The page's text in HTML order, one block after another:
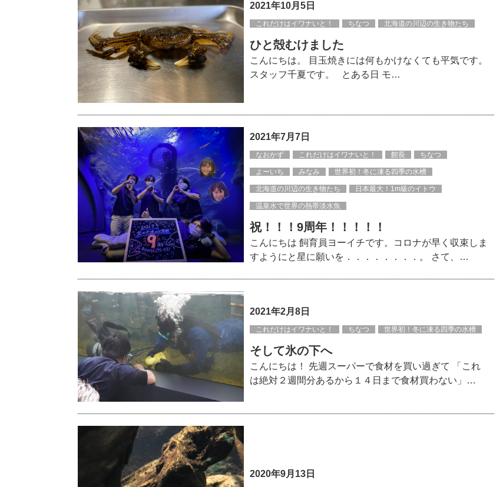
2021年10月5日
これだけはイワナいと！ ちなつ 北海道の川辺の生き物たち
ひと殻むけました
こんにちは。 目玉焼きには何もかけなくても平気です。
スタッフ千夏です。 とある日 モ…
2021年7月7日
なおかず これだけはイワナいと！ 館長 ちなつ
よーいち みなみ 世界初！冬に凍る四季の水槽
北海道の川辺の生き物たち 日本最大！1m級のイトウ
温泉水で世界の熱帯淡水魚
祝！！！9周年！！！！！
こんにちは 飼育員ヨーイチです。コロナが早く収束しま
すようにと星に願いを．．．．．．．．。 さて、…
2021年2月8日
これだけはイワナいと！ ちなつ 世界初！冬に凍る四季の水槽
そして氷の下へ
こんにちは！ 先週スーパーで食材を買い過ぎて 「これ
は絶対２週間分あるから１４日まで食材買わない」…
2020年9月13日